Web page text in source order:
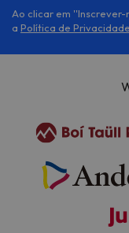
Ao clicar em
a Política de Privacidade